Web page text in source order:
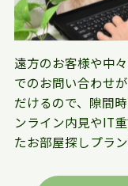
遠方のお客様や中
でのお問い合わせ
だけるので、隙間
ンライン内見やIT
たお部屋探しプラ